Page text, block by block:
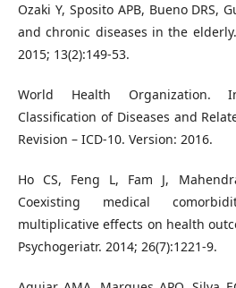
Ozaki Y, Sposito APB, Bueno DRS,
and chronic diseases in the
2015; 13(2):149-53.
World Health Organization.
Classification of Diseases and
Revision – ICD-10. Version: 2016.
Ho CS, Feng L, Fam J,
Coexisting medical
multiplicative effects on health
Psychogeriatr. 2014; 26(7):1221-9.